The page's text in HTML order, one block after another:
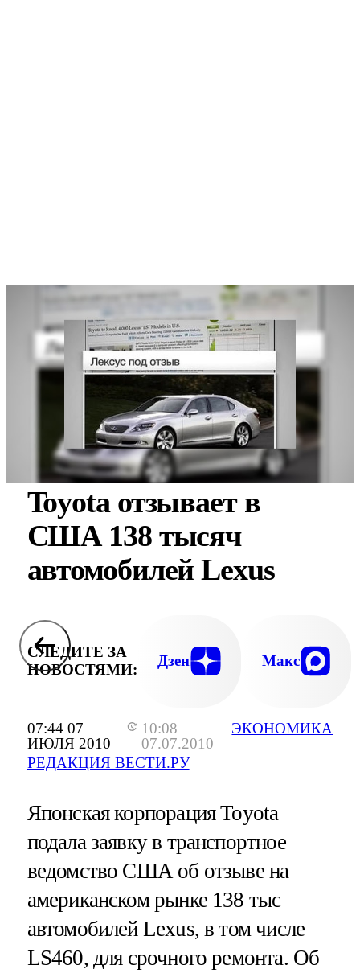
07:44 07
ИЮЛЯ 2010
10:08
07.07.2010
РЕДАКЦИЯ ВЕСТИ.РУ
ЭКОНОМИКА
Toyota отзывает в
США 138 тысяч
автомобилей Lexus
СЛЕДИТЕ ЗА
НОВОСТЯМИ:
Дзен Макс
Японская корпорация Toyota
подала заявку в транспортное
ведомство США об отзыве на
американском рынке 138 тыс
автомобилей Lexus, в том числе
LS460, для срочного ремонта. Об